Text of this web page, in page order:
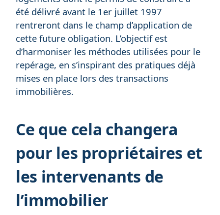
été délivré avant le 1er juillet 1997
rentreront dans le champ d’application de
cette future obligation. L’objectif est
d’harmoniser les méthodes utilisées pour le
repérage, en s’inspirant des pratiques déjà
mises en place lors des transactions
immobilières.
Ce que cela changera
pour les propriétaires et
les intervenants de
l’immobilier